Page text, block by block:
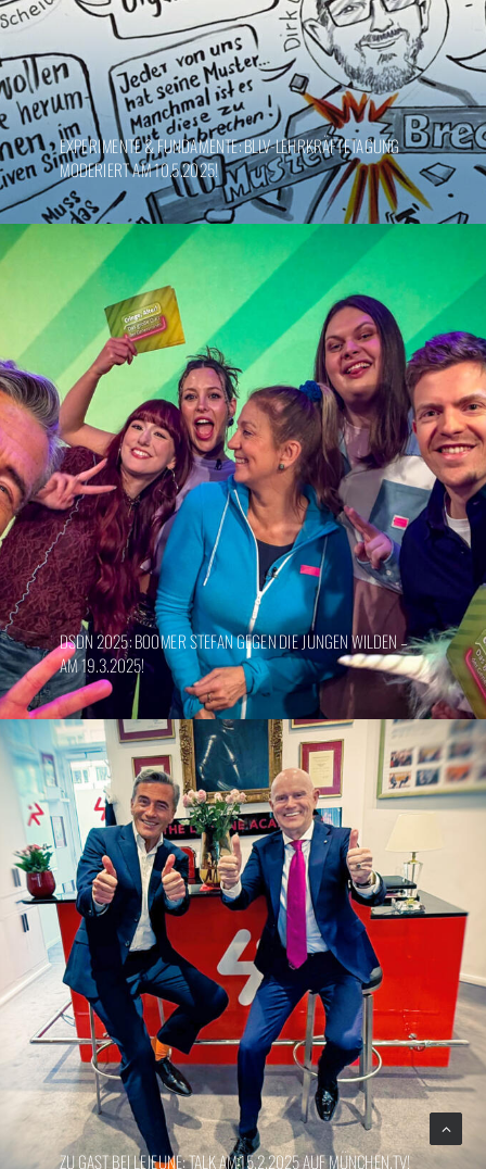
EXPERIMENTE & FUNDAMENTE: BLLV-LEHRKRÄFTETAGUNG
MODERIERT AM 10.5.2025!
DSDN 2025: BOOMER STEFAN GEGEN DIE JUNGEN WILDEN –
AM 19.3.2025!
ZU GAST BEI LEJEUNE: TALK AM 15.2.2025 AUF MÜNCHEN.TV!